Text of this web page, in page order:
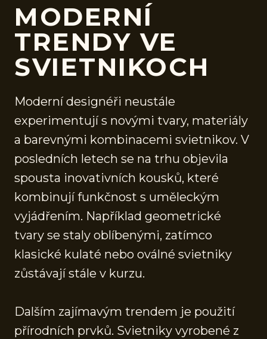
MODERNÍ
TRENDY VE
SVIETNIKOCH
Moderní designéři neustále
experimentují s novými tvary, materiály
a barevnými kombinacemi svietnikov. V
posledních letech se na trhu objevila
spousta inovativních kousků, které
kombinují funkčnost s uměleckým
vyjádřením. Například geometrické
tvary se staly oblíbenými, zatímco
klasické kulaté nebo oválné svietniky
zůstávají stále v kurzu.
Dalším zajímavým trendem je použití
přírodních prvků. Svietniky vyrobené z